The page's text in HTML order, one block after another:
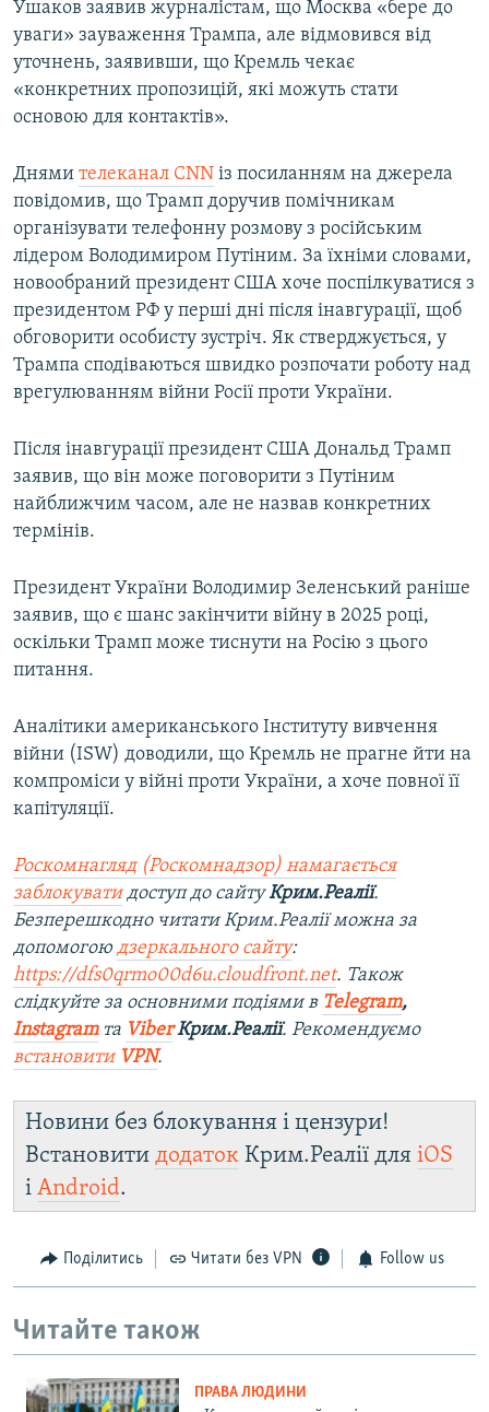
Ушаков заявив журналістам, що Москва «бере до
уваги» зауваження Трампа, але відмовився від
уточнень, заявивши, що Кремль чекає
«конкретних пропозицій, які можуть стати
основою для контактів».
Днями телеканал CNN із посиланням на джерела
повідомив, що Трамп доручив помічникам
організувати телефонну розмову з російським
лідером Володимиром Путіним. За їхніми словами,
новообраний президент США хоче поспілкуватися з
президентом РФ у перші дні після інавгурації, щоб
обговорити особисту зустріч. Як стверджується, у
Трампа сподіваються швидко розпочати роботу над
врегулюванням війни Росії проти України.
Після інавгурації президент США Дональд Трамп
заявив, що він може поговорити з Путіним
найближчим часом, але не назвав конкретних
термінів.
Президент України Володимир Зеленський раніше
заявив, що є шанс закінчити війну в 2025 році,
оскільки Трамп може тиснути на Росію з цього
питання.
Аналітики американського Інституту вивчення
війни (ISW) доводили, що Кремль не прагне йти на
компроміси у війні проти України, а хоче повної її
капітуляції.
Роскомнагляд (Роскомнадзор) намагається
заблокуватидоступ до сайтуКрим.Реалії.
Безперешкодно читати Крим.Реалії можна за
допомогою дзеркального сайту:
https://dfs0qrmo00d6u.cloudfront.net. Також
слідкуйте за основними подіями в Telegram,
Instagramта ViberКрим.Реалії. Рекомендуємо
встановити VPN.
Новини без блокування і цензури!
Встановити додаток Крим.Реалії для iOS
і Android.
Поділитись Читати без VPN Follow us
Читайте також
ПРАВА ЛЮДИНИ